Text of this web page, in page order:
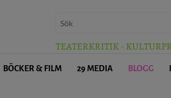
TEATERKRITIK -
BÖCKER & FILM 29 MEDIA BLOGG